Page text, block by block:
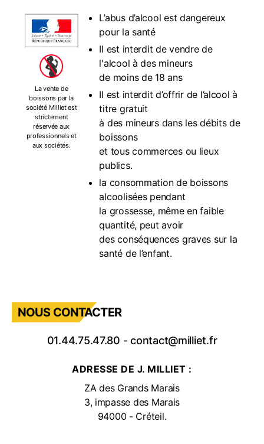
La vente de
boissons par la
société Milliet est
strictement
réservée aux
professionnels et
aux sociétés.
L’abus d’alcool est dangereux
pour la santé
Il est interdit de vendre de
l'alcool à des mineurs
de moins de 18 ans
Il est interdit d’offrir de l’alcool à
titre gratuit
à des mineurs dans les débits de
boissons
et tous commerces ou lieux
publics.
la consommation de boissons
alcoolisées pendant
la grossesse, même en faible
quantité, peut avoir
des conséquences graves sur la
santé de l’enfant.
NOUS CONTACTER
01.44.75.47.80 -contact@milliet.fr
ADRESSE DE J. MILLIET :
ZA des Grands Marais
3, impasse des Marais
94000 - Créteil.